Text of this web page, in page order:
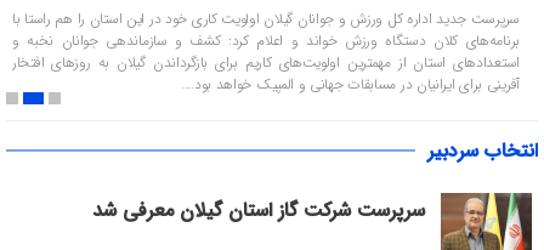
سرپرست جدید اداره کل ورزش و جوانان گیلان اولویت‌ کاری خود در این استان را هم راستا با
برنامه‌های کلان دستگاه ورزش خواند و اعلام کرد: کشف و سازماندهی جوانان نخبه و
استعدادهای استان از مهمترین اولویت‌های کاریم برای بازگرداندن گیلان به روزهای افتخار
آفرینی برای ایرانیان در مسابقات جهانی و المپیک خواهد بود....
سخنگوی سازمان منطقه آزاد انزلی از تمدید خودکار مجوزهای تردد خودروهای پلاک این
منطقه تا پایان آذرماه سال ۱۴۰۵ خبر داد و تأکید کرد که تا این تاریخ نیازی به مراجعه حضوری
مالکین این خودروها به مرکز شماره‌گذاری خودرو نیست....
انتخاب سردبیر
سرپرست شرکت گاز استان گیلان معرفی شد